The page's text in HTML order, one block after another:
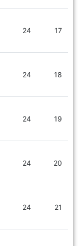
17
24
18
24
19
24
20
24
21
24